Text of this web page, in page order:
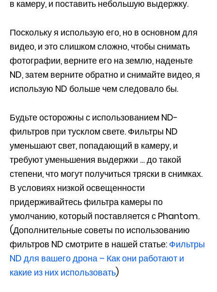
в камеру, и поставить небольшую выдержку.
Поскольку я использую его, но в основном для
видео, и это слишком сложно, чтобы снимать
фотографии, верните его на землю, наденьте
ND, затем верните обратно и снимайте видео, я
использую ND больше чем следовало бы.
Будьте осторожны с использованием ND-
фильтров при тусклом свете. Фильтры ND
уменьшают свет, попадающий в камеру, и
требуют уменьшения выдержки … до такой
степени, что могут получиться тряски в снимках.
В условиях низкой освещенности
придерживайтесь фильтра камеры по
умолчанию, который поставляется с Phantom.
(Дополнительные советы по использованию
фильтров ND смотрите в нашей статье: Фильтры
ND для вашего дрона – Как они работают и
какие из них использовать)